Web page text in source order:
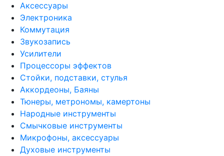
Аксессуары
Электроника
Коммутация
Звукозапись
Усилители
Процессоры эффектов
Стойки, подставки, стулья
Аккордеоны, Баяны
Тюнеры, метрономы, камертоны
Народные инструменты
Смычковые инструменты
Микрофоны, аксессуары
Духовые инструменты